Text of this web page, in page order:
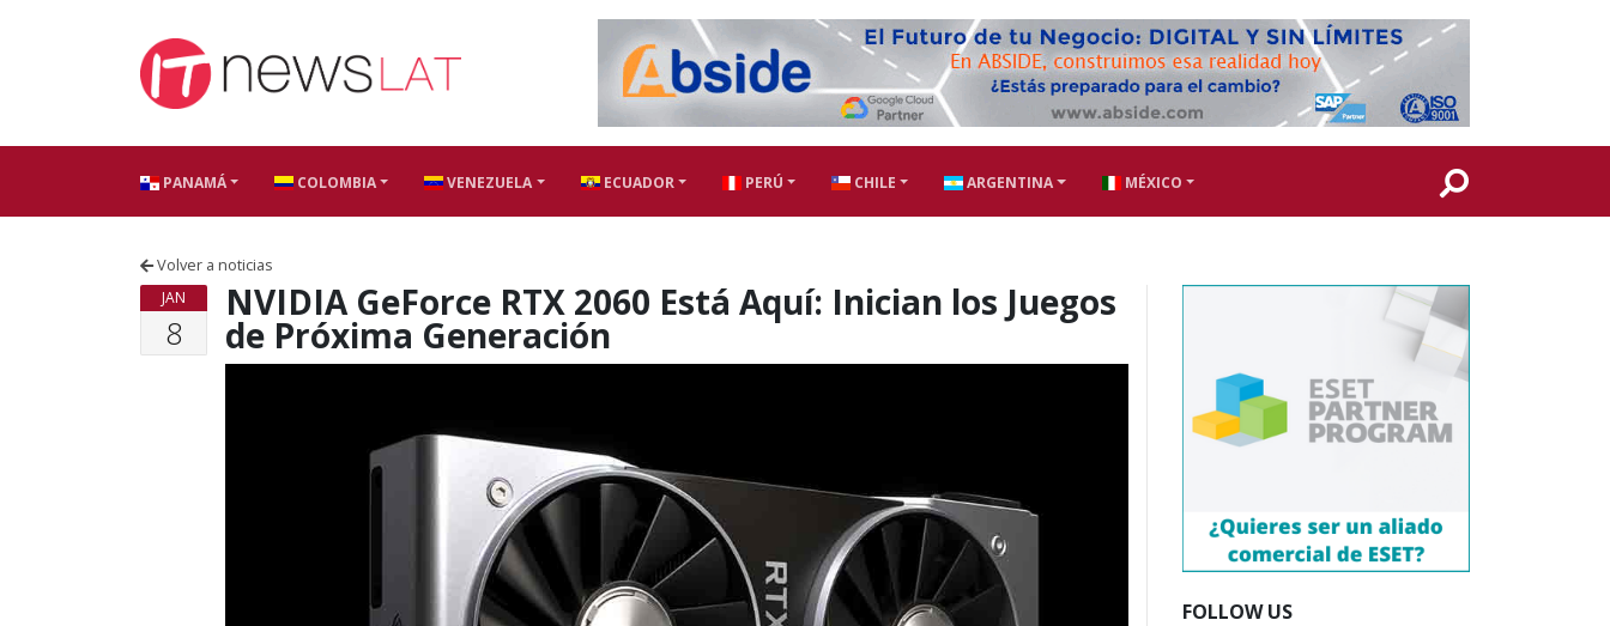
PANAMÁ COLOMBIA VENEZUELA ECUADOR PERÚ CHILE ARGENTINA MÉXICO
Volver a noticias
JAN
8
NVIDIA GeForce RTX 2060 Está Aquí: Inician los Juegos
de Próxima Generación
FOLLOW US